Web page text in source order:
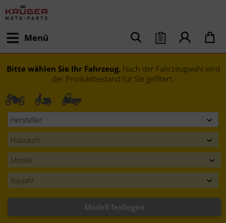
Menü
Bitte wählen Sie Ihr Fahrzeug. Nach der Fahrzeugwahl wird
der Produktbestand für Sie gefiltert.
Modell festlegen